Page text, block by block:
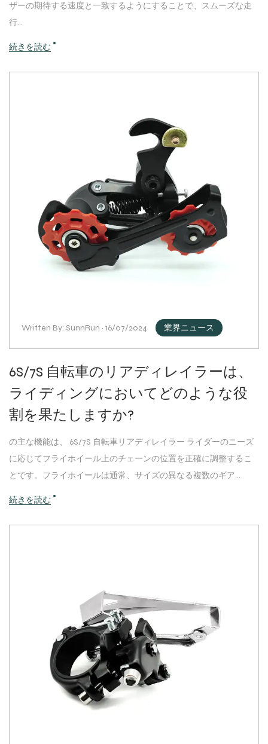
ザーの期待する速度と一致するようにすることで、スムーズな走
行...
続きを読む
Written By: SunnRun · 16/07/2024 業界ニュース
6S/7S 自転車のリアディレイラーは、
ライディングにおいてどのような役
割を果たしますか?
の主な機能は、 6S/7S 自転車リアディレイラー ライダーのニーズ
に応じてフライホイール上のチェーンの位置を正確に調整するこ
とです。フライホイールは通常、サイズの異なる複数のギア...
続きを読む